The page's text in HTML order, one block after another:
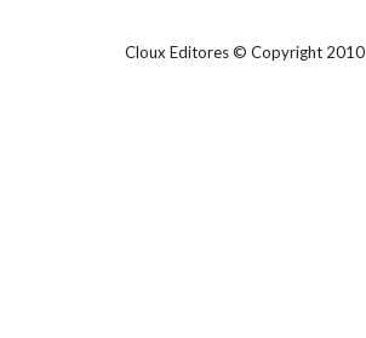
Cloux Editores © Copyright 2010